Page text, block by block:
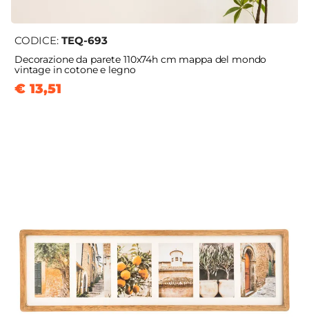
CODICE: TEQ-693
Decorazione da parete 110x74h cm mappa del mondo
vintage in cotone e legno
€ 13,51